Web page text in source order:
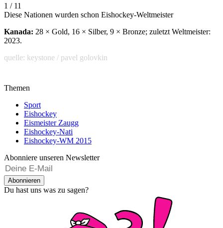
1 / 11
Diese Nationen wurden schon Eishockey-Weltmeister
Kanada: 28 × Gold, 16 × Silber, 9 × Bronze; zuletzt Weltmeister:
2023.
quelle: keystone / pavel golovkin
Themen
Sport
Eishockey
Eismeister Zaugg
Eishockey-Nati
Eishockey-WM 2015
Abonniere unseren Newsletter
Abonnieren
Du hast uns was zu sagen?